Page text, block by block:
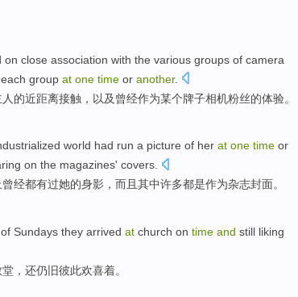
on close association with the various groups of camera
group at one time or another.
的近距离接触 ， 以及曾经作为某个牌子相机粉丝的体验。
world had run a picture of her at one time or
on the magazines' covers.
曾经都有过她的身影，而且其中许多都是作为杂志封面。
of Sundays they arrived at church on time and still liking
堂 ， 还仍旧彼此欢喜着。